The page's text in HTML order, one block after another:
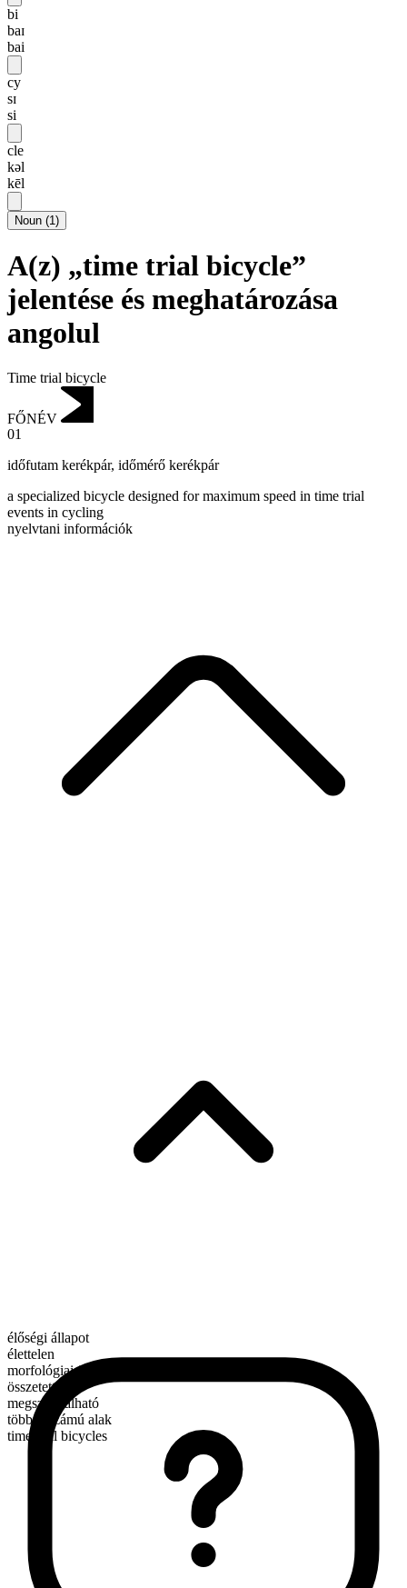
bi
baɪ
bai
cy
sɪ
si
cle
kəl
kēl
Noun (1)
A(z) „time trial bicycle”
jelentése és meghatározása
angolul
Time trial bicycle
FŐNÉV
01
időfutam kerékpár, időmérő kerékpár
a specialized bicycle designed for maximum speed in time trial
events in cycling
nyelvtani információk
élőségi állapot
élettelen
morfológiai összetétel
összetett
megszámlálható
többes számú alak
time trial bicycles